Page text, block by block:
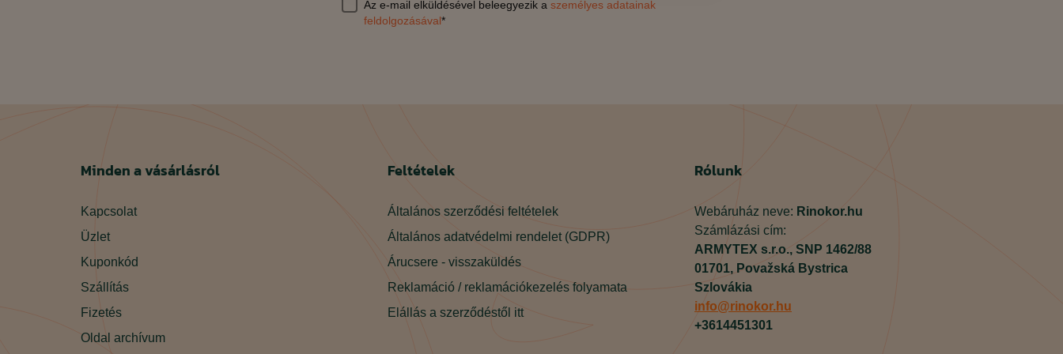
Az e-mail elküldésével beleegyezik a személyes adatainak
feldolgozásával*
Minden a vásárlásról
Kapcsolat
Üzlet
Kuponkód
Szállítás
Fizetés
Oldal archívum
Feltételek
Általános szerződési feltételek
Általános adatvédelmi rendelet (GDPR)
Árucsere - visszaküldés
Reklamáció / reklamációkezelés folyamata
Elállás a szerződéstől itt
Rólunk
Webáruház neve: Rinokor.hu
Számlázási cím:
ARMYTEX s.r.o., SNP 1462/88
01701, Považská Bystrica
Szlovákia
info@rinokor.hu
+3614451301